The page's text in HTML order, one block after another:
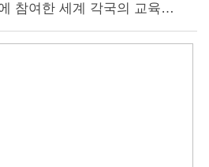
참여한 세계 각국의 교육생
을 실시했다. 이번 교육 프로
최하고 국제백신연구소(Int